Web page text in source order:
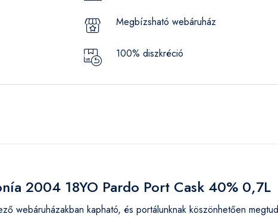
Megbízsható webáruház
100% diszkréció
2004 18YO Pardo Port Cask 40% 0,7L
webáruházakban kapható, és portálunknak köszönhetően